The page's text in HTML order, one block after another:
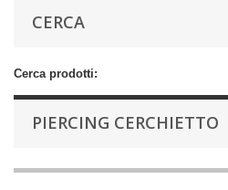
CERCA
Cerca prodotti:
PIERCING CERCHIETTO